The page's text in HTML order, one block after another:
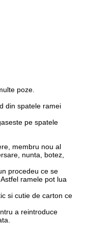
poze.
din spatele ramei
pe spatele
membru nou al
nunta, botez,
procedeu ce se
ramele pot lua
si cutie de carton ce
a reintroduce